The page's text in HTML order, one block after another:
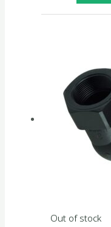
Out of stock